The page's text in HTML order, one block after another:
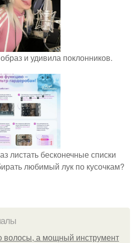
и удивила поклонников.
листать бесконечные списки
любимый лук по кусочкам?
волосы, а мощный инструмент